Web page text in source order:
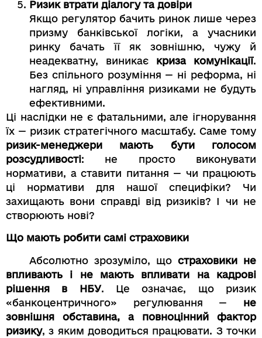
Ризик втрати діалогу та довіри
Якщо регулятор бачить ринок лише через
призму банківської логіки, а учасники
ринку бачать її як зовнішню, чужу й
неадекватну, виникає криза комунікації.
Без спільного розуміння — ні реформа, ні
нагляд, ні управління ризиками не будуть
ефективними.
Ці наслідки не є фатальними, але ігнорування
їх — ризик стратегічного масштабу. Саме тому
ризик-менеджери мають бути голосом
розсудливості: не просто виконувати
нормативи, а ставити питання — чи працюють
ці нормативи для нашої специфіки? Чи
захищають вони справді від ризиків? І чи не
створюють нові?
Що мають робити самі страховики
Абсолютно зрозуміло, що страховики не
впливають і не мають впливати на кадрові
рішення в НБУ. Це означає, що ризик
«банкоцентричного» регулювання — не
зовнішня обставина, а повноцінний фактор
ризику, з яким доводиться працювати. З точки